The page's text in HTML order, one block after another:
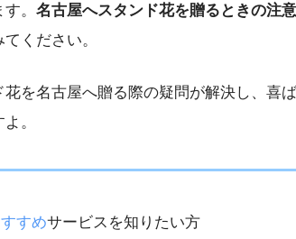
。 名古屋へスタンド花を贈るときの注
ください。
を名古屋へ贈る際の疑問が解決し、喜
。
すめサービスを知りたい方